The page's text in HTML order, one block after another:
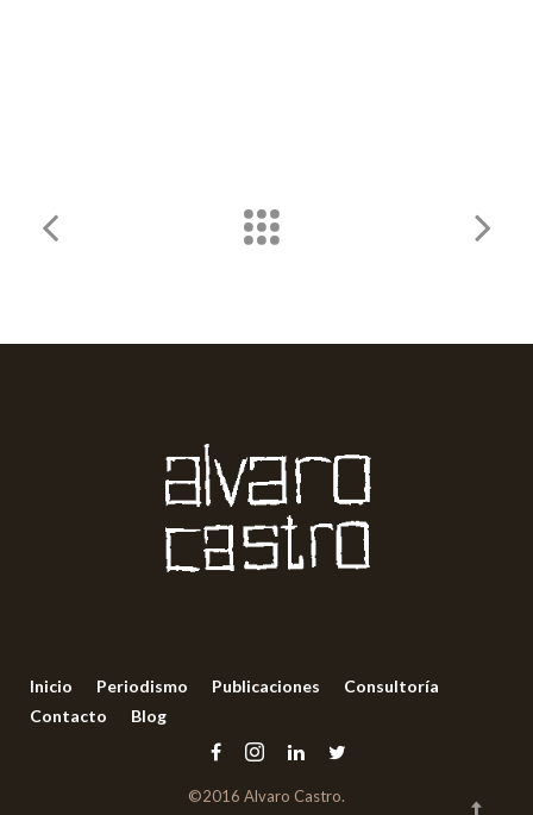
Inicio Periodismo Publicaciones
Consultoría
Contacto
Blog
©2016 Alvaro Castro.